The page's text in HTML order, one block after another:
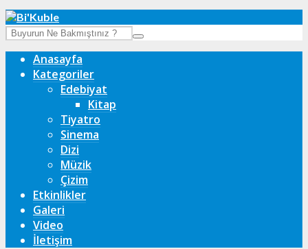
Anasayfa
Kategoriler
Edebiyat
Kitap
Tiyatro
Sinema
Dizi
Müzik
Çizim
Etkinlikler
Galeri
Video
İletişim